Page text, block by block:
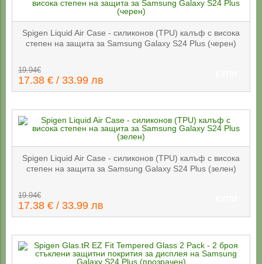
Spigen Liquid Air Case - силиконов (TPU) калъф с висока
степен на защита за Samsung Galaxy S24 Plus (черен)
19.94€
17.38 € / 33.99 лв
Spigen Liquid Air Case - силиконов (TPU) калъф с висока
степен на защита за Samsung Galaxy S24 Plus (зелен)
19.94€
17.38 € / 33.99 лв